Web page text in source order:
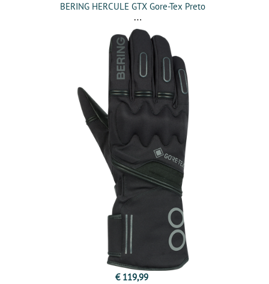
BERING HERCULE GTX Gore-Tex Preto
€ 119,99